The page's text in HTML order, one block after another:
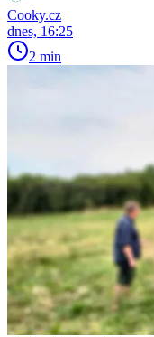
Cooky.cz
dnes, 16:25
2 min